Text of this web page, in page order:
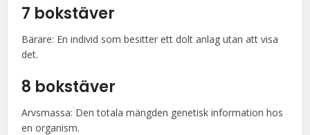
7 bokstäver
Bärare: En individ som besitter ett dolt anlag utan att visa
det.
8 bokstäver
Arvsmassa: Den totala mängden genetisk information hos
en organism.